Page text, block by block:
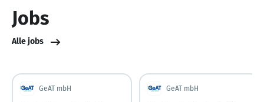
Jobs
Alle jobs
GeAT mbH GeAT mbH